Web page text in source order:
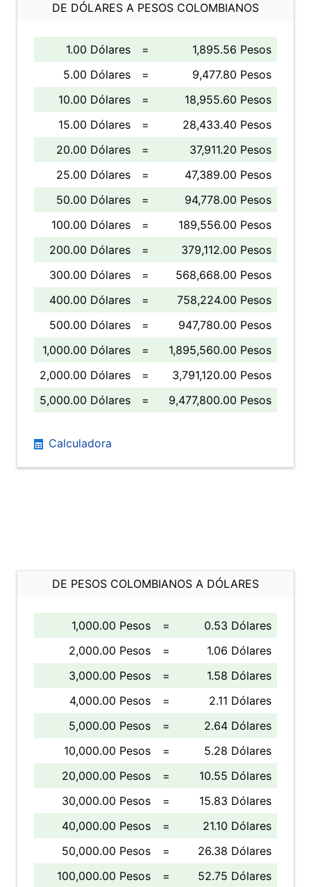
DE DÓLARES A PESOS COLOMBIANOS
1.00 Dólares =
1,895.56 Pesos
5.00 Dólares
=
9,477.80 Pesos
10.00 Dólares
=
18,955.60 Pesos
15.00 Dólares
=
28,433.40 Pesos
20.00 Dólares
=
37,911.20 Pesos
25.00 Dólares
=
47,389.00 Pesos
50.00 Dólares
=
94,778.00 Pesos
100.00 Dólares
=
189,556.00 Pesos
200.00 Dólares
=
379,112.00 Pesos
300.00 Dólares
=
568,668.00 Pesos
400.00 Dólares
=
758,224.00 Pesos
500.00 Dólares
=
947,780.00 Pesos
1,000.00 Dólares
=
1,895,560.00 Pesos
2,000.00 Dólares
=
3,791,120.00 Pesos
5,000.00 Dólares
= 9,477,800.00 Pesos
Calculadora
DE PESOS COLOMBIANOS A DÓLARES
1,000.00 Pesos =
0.53 Dólares
2,000.00 Pesos
=
1.06 Dólares
3,000.00 Pesos
=
1.58 Dólares
4,000.00 Pesos
=
2.11 Dólares
5,000.00 Pesos
=
2.64 Dólares
10,000.00 Pesos
=
5.28 Dólares
20,000.00 Pesos
=
10.55 Dólares
30,000.00 Pesos
=
15.83 Dólares
40,000.00 Pesos
=
21.10 Dólares
50,000.00 Pesos
=
26.38 Dólares
100,000.00 Pesos
= 52.75 Dólares